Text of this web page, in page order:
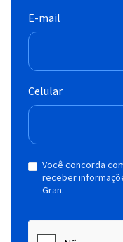
E-mail
Celular
Você concorda
receber
Gran.